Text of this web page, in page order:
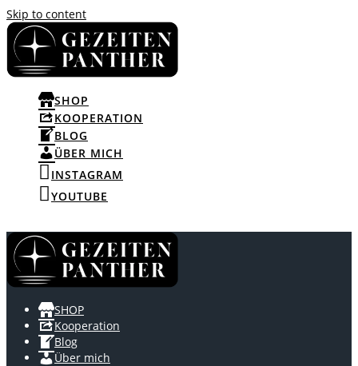
Skip to content
SHOP
KOOPERATION
BLOG
ÜBER MICH
INSTAGRAM
YOUTUBE
SHOP
Kooperation
Blog
Über mich